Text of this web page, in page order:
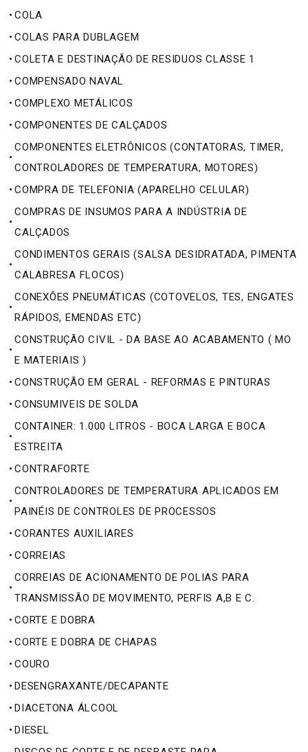
• COLA
• COLAS PARA DUBLAGEM
• COLETA E DESTINAÇÃO DE RESIDUOS CLASSE 1
• COMPENSADO NAVAL
• COMPLEXO METÁLICOS
• COMPONENTES DE CALÇADOS
•
COMPONENTES ELETRÔNICOS (CONTATORAS, TIMER,
CONTROLADORES DE TEMPERATURA, MOTORES)
• COMPRA DE TELEFONIA (APARELHO CELULAR)
•
COMPRAS DE INSUMOS PARA A INDÚSTRIA DE
CALÇADOS
•
CONDIMENTOS GERAIS (SALSA DESIDRATADA, PIMENTA
CALABRESA FLOCOS)
•
CONEXÕES PNEUMÁTICAS (COTOVELOS, TES, ENGATES
RÁPIDOS, EMENDAS ETC)
•
CONSTRUÇÃO CIVIL - DA BASE AO ACABAMENTO ( MO
E MATERIAIS )
• CONSTRUÇÃO EM GERAL - REFORMAS E PINTURAS
• CONSUMIVEIS DE SOLDA
•
CONTAINER: 1.000 LITROS - BOCA LARGA E BOCA
ESTREITA
• CONTRAFORTE
•
CONTROLADORES DE TEMPERATURA APLICADOS EM
PAINÉIS DE CONTROLES DE PROCESSOS
• CORANTES AUXILIARES
• CORREIAS
•
CORREIAS DE ACIONAMENTO DE POLIAS PARA
TRANSMISSÃO DE MOVIMENTO, PERFIS A,B E C.
• CORTE E DOBRA
• CORTE E DOBRA DE CHAPAS
• COURO
• DESENGRAXANTE/DECAPANTE
• DIACETONA ÁLCOOL
• DIESEL